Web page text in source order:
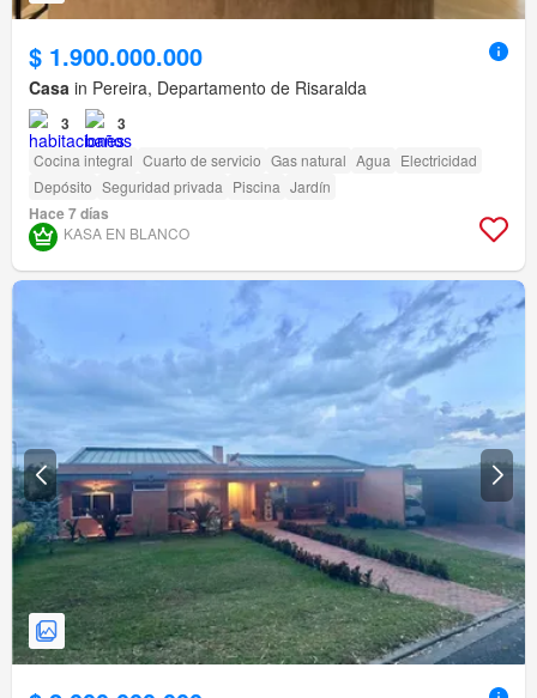
$ 1.900.000.000
Casa in Pereira, Departamento de Risaralda
3 3
Cocina integral Cuarto de servicio Gas natural Agua Electricidad
Depósito Seguridad privada Piscina Jardín
Hace 7 días
KASA EN BLANCO